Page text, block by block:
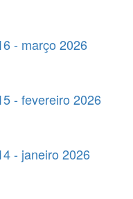
- março 2026
- fevereiro 2026
- janeiro 2026